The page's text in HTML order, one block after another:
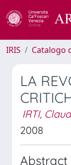
IRIS Catalogo
LA
IRTI,
2008
Abstract